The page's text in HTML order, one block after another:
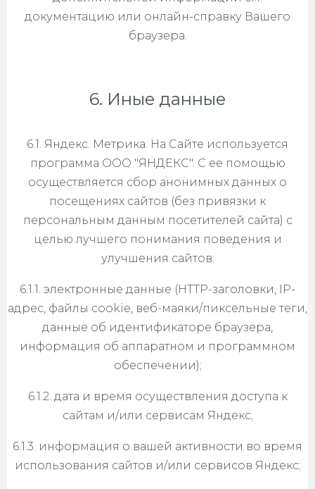
документацию или онлайн-справку Вашего
браузера.
6. Иные данные
6.1. Яндекс. Метрика. На Сайте используется
программа ООО "ЯНДЕКС". С ее помощью
осуществляется сбор анонимных данных о
посещениях сайтов (без привязки к
персональным данным посетителей сайта) с
целью лучшего понимания поведения и
улучшения сайтов:
6.1.1. электронные данные (HTTP-заголовки, IP-
адрес, файлы cookie, веб-маяки/пиксельные теги,
данные об идентификаторе браузера,
информация об аппаратном и программном
обеспечении);
6.1.2. дата и время осуществления доступа к
сайтам и/или сервисам Яндекс;
6.1.3. информация о вашей активности во время
использования сайтов и/или сервисов Яндекс;